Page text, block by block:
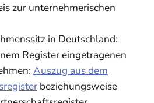
zur unternehmerischen
in Deutschland:
Register eingetragenen
Auszug aus dem
beziehungsweise